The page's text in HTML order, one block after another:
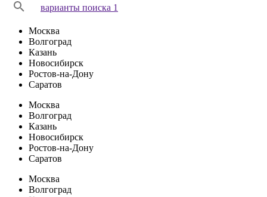
варианты поиска 1
Москва
Волгоград
Казань
Новосибирск
Ростов-на-Дону
Саратов
Москва
Волгоград
Казань
Новосибирск
Ростов-на-Дону
Саратов
Москва
Волгоград